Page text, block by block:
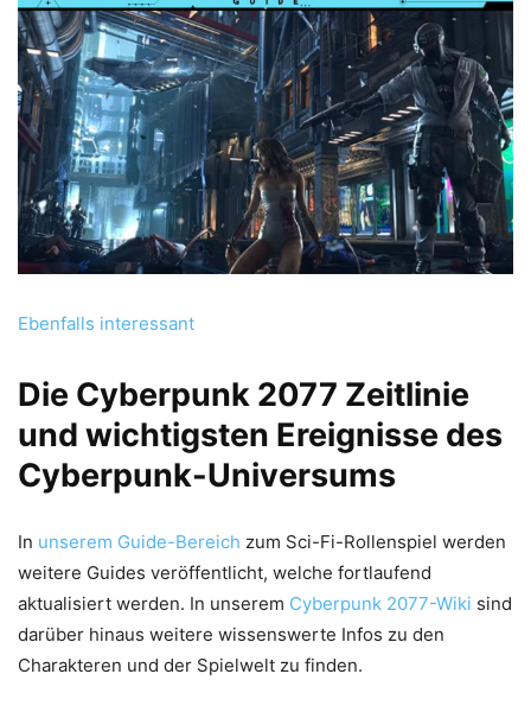
Ebenfalls interessant
Die Cyberpunk 2077 Zeitlinie
und wichtigsten Ereignisse des
Cyberpunk-Universums
In unserem Guide-Bereich zum Sci-Fi-Rollenspiel werden
weitere Guides veröffentlicht, welche fortlaufend
aktualisiert werden. In unserem Cyberpunk 2077-Wiki sind
darüber hinaus weitere wissenswerte Infos zu den
Charakteren und der Spielwelt zu finden.